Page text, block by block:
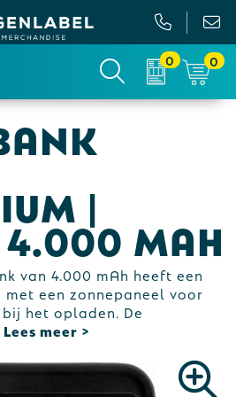
mondkapjes
en USB
0 0
|
mAh
van 4.000 mAh heeft een
een zonnepaneel voor
het opladen. De